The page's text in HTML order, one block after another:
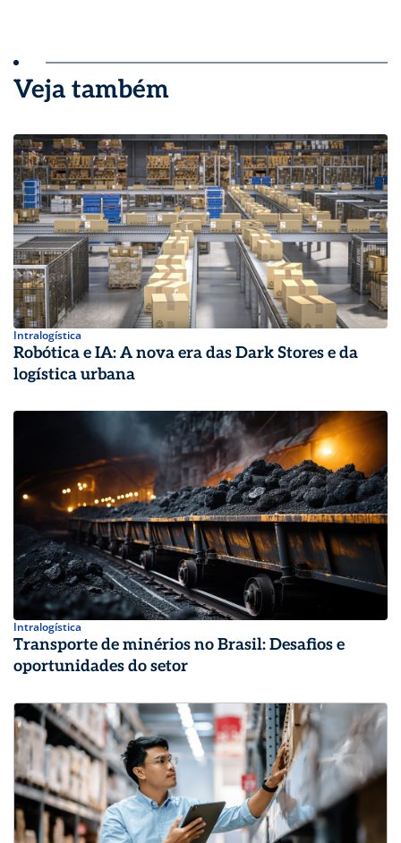
Veja também
Intralogística
Robótica e IA: A nova era das Dark Stores e da
logística urbana
Intralogística
Transporte de minérios no Brasil: Desafios e
oportunidades do setor